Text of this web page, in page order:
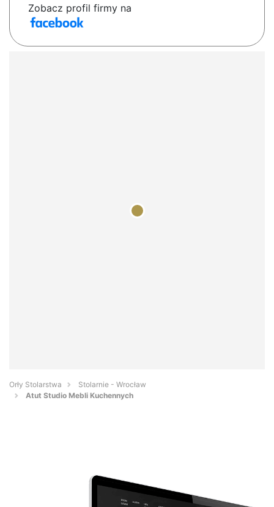
Zobacz profil firmy na
Orły Stolarstwa
Stolarnie - Wrocław
Atut Studio Mebli Kuchennych